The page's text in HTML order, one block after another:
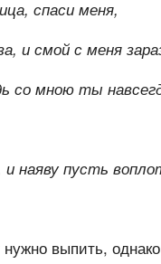
спаси меня,
и смой с меня
со мною ты
наяву пусть
выпить,